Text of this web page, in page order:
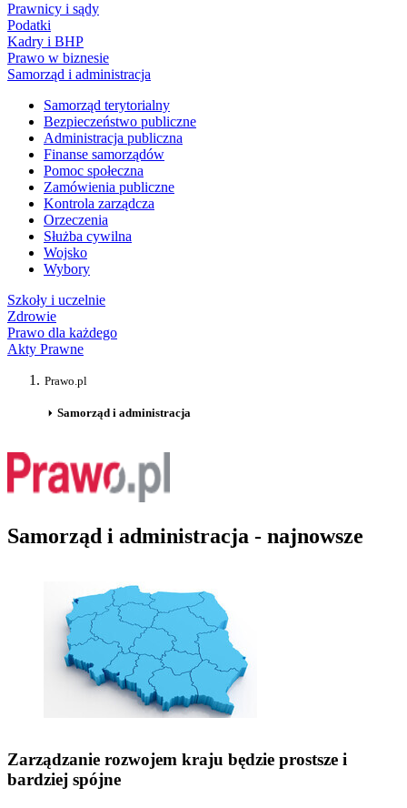
Prawnicy i sądy
Podatki
Kadry i BHP
Prawo w biznesie
Samorząd i administracja
Samorząd terytorialny
Bezpieczeństwo publiczne
Administracja publiczna
Finanse samorządów
Pomoc społeczna
Zamówienia publiczne
Kontrola zarządcza
Orzeczenia
Służba cywilna
Wojsko
Wybory
Szkoły i uczelnie
Zdrowie
Prawo dla każdego
Akty Prawne
Prawo.pl
Samorząd i administracja
Samorząd i administracja - najnowsze
Zarządzanie rozwojem kraju będzie prostsze i
bardziej spójne